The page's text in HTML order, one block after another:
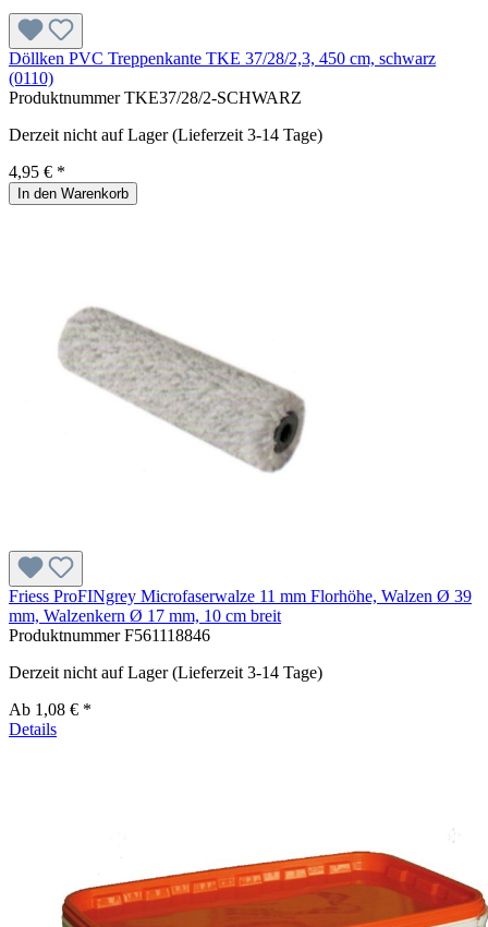
Döllken PVC Treppenkante TKE 37/28/2,3, 450 cm, schwarz
(0110)
ProduktnummerTKE37/28/2-SCHWARZ
Derzeit nicht auf Lager (Lieferzeit 3-14 Tage)
4,95 € *
In den Warenkorb
Friess ProFINgrey Microfaserwalze 11 mm Florhöhe, Walzen Ø 39
mm, Walzenkern Ø 17 mm, 10 cm breit
ProduktnummerF561118846
Derzeit nicht auf Lager (Lieferzeit 3-14 Tage)
Ab 1,08 € *
Details